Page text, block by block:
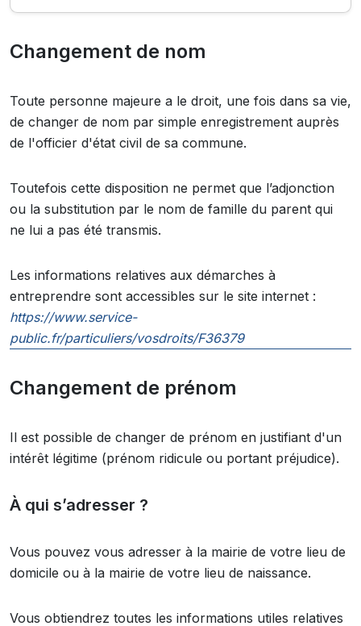
Changement de nom
Toute personne majeure a le droit, une fois dans sa vie,
de changer de nom par simple enregistrement auprès
de l'officier d'état civil de sa commune.
Toutefois cette disposition ne permet que l’adjonction
ou la substitution par le nom de famille du parent qui
ne lui a pas été transmis.
Les informations relatives aux démarches à
entreprendre sont accessibles sur le site internet :
https://www.service-
public.fr/particuliers/vosdroits/F36379
Changement de prénom
Il est possible de changer de prénom en justifiant d'un
intérêt légitime (prénom ridicule ou portant préjudice).
À qui s’adresser ?
Vous pouvez vous adresser à la mairie de votre lieu de
domicile ou à la mairie de votre lieu de naissance.
Vous obtiendrez toutes les informations utiles relatives